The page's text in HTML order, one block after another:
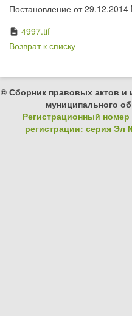
Постановление от
description 4997.tif
Возврат к списку
© Сборник правовых актов
муниципального
Регистрационный
регистрации: серия Эл